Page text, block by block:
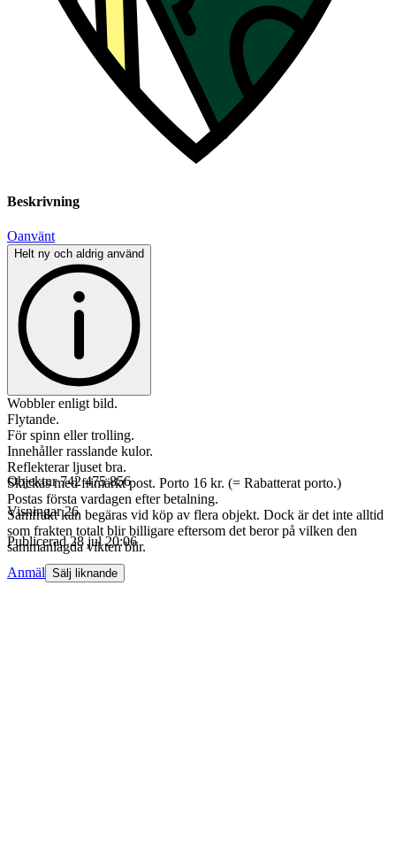
Beskrivning
Oanvänt
Helt ny och aldrig använd
Wobbler enligt bild.
Flytande.
För spinn eller trolling.
Innehåller rasslande kulor.
Reflekterar ljuset bra.
Skickas med frimärkt post. Porto 16 kr. (= Rabatterat porto.)
Postas första vardagen efter betalning.
Samfrakt kan begäras vid köp av flera objekt. Dock är det inte alltid
som frakten totalt blir billigare eftersom det beror på vilken den
sammanlagda vikten blir.
Objektnr 742 475 856
Visningar 26
Publicerad 28 jul 20:06
Anmäl Sälj liknande